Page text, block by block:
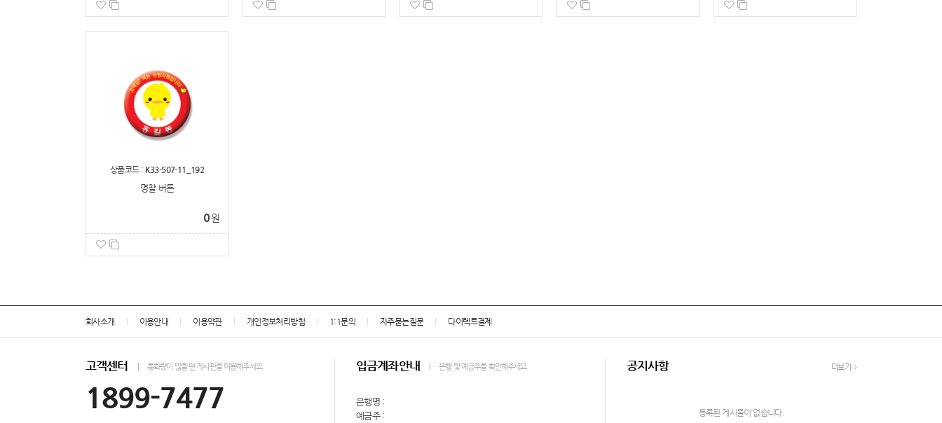
상품코드 : K33-507-11_192
명찰 버튼
0원
회사소개 이용안내 이용약관 개인정보처리방침 1:1문의 자주묻는질문 다이렉트결제
고객센터 통화량이 많을 땐 게시판을 이용해주세요
1899-7477
입금계좌안내 은행 및 예금주를 확인해주세요
은행명 :
예금주 :
공지사항 더보기
등록된 게시물이 없습니다.